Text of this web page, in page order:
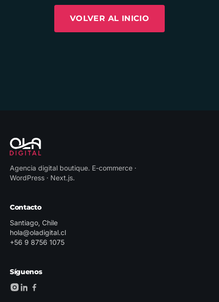
VOLVER AL INICIO
Agencia digital boutique. E-commerce ·
WordPress · Next.js.
Contacto
Santiago, Chile
hola@oladigital.cl
+56 9 8756 1075
Síguenos